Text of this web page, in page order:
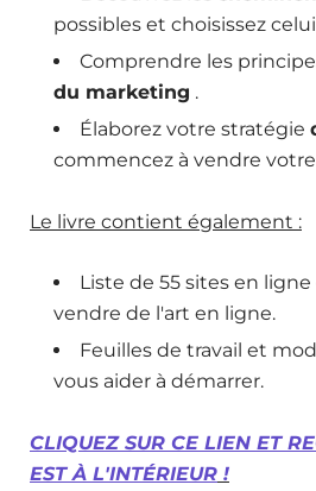
possibles et choisissez
Comprendre les
du marketing .
Élaborez votre stratégie
commencez à vendre votre
Le livre contient également :
Liste de 55 sites en
vendre de l'art en ligne.
Feuilles de travail et
vous aider à démarrer.
CLIQUEZ SUR CE LIEN ET
EST À L'INTÉRIEUR !